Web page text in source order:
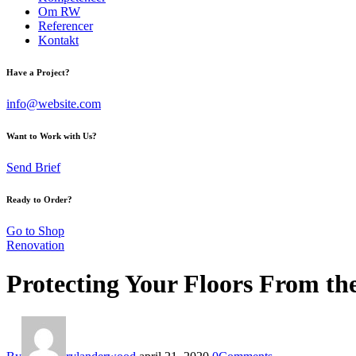
Om RW
Referencer
Kontakt
Have a Project?
info@website.com
Want to Work with Us?
Send Brief
Ready to Order?
Go to Shop
Renovation
Protecting Your Floors From